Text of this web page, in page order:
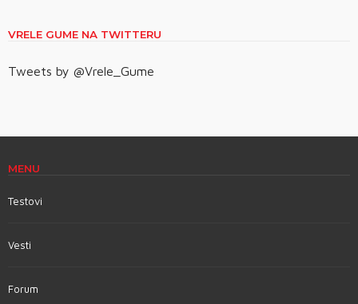
VRELE GUME NA TWITTERU
Tweets by @Vrele_Gume
MENU
Testovi
Vesti
Forum